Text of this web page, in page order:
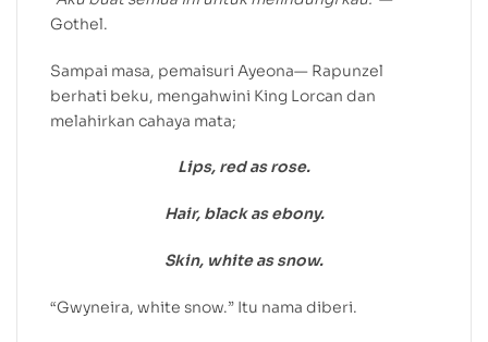
Gothel.
Sampai masa, pemaisuri Ayeona— Rapunzel
berhati beku, mengahwini King Lorcan dan
melahirkan cahaya mata;
Lips, red as rose.
Hair, black as ebony.
Skin, white as snow.
“Gwyneira, white snow.” Itu nama diberi.